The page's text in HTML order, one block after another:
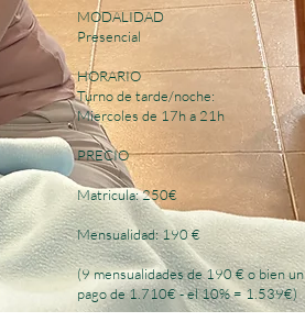
MODALIDAD
Presencial
HORARIO
Turno de tarde/noche:​​
Miercoles de 17h a 21h
PRECIO
​Matricula: 250€​
​​​Mensualidad: 190 €
(9 mensualidades de 190 € o bien un
pago de 1.710€ - el 10% = 1.539€)